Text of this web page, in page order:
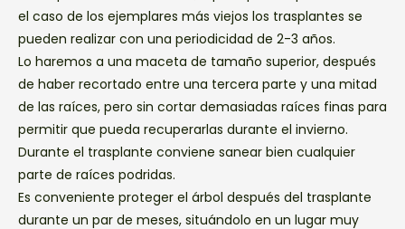
el caso de los ejemplares más viejos los trasplantes se
pueden realizar con una periodicidad de 2-3 años.
Lo haremos a una maceta de tamaño superior, después
de haber recortado entre una tercera parte y una mitad
de las raíces, pero sin cortar demasiadas raíces finas para
permitir que pueda recuperarlas durante el invierno.
Durante el trasplante conviene sanear bien cualquier
parte de raíces podridas.
Es conveniente proteger el árbol después del trasplante
durante un par de meses, situándolo en un lugar muy